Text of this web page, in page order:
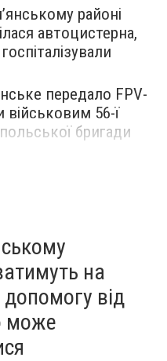
районі
автоцистерна,
передало FPV-
військовим 56-ї
бригади
на
від
може